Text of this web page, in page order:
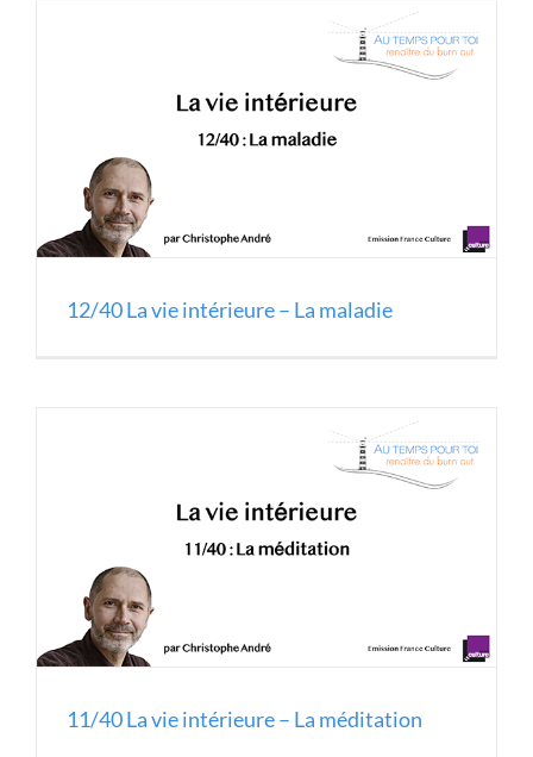
12/40 La vie intérieure – La maladie
11/40 La vie intérieure – La méditation